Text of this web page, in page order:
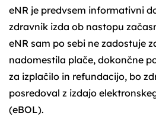
eNR je predvsem informativni
zdravnik izda ob nastopu
eNR sam po sebi ne zadostuje
nadomestila plače, dokončne
za izplačilo in refundacijo, bo
posredoval z izdajo
(eBOL).